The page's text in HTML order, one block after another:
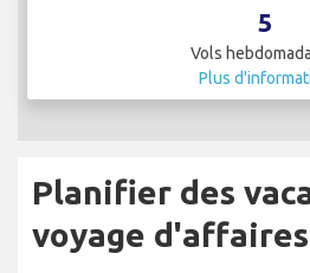
5
Vols
Plus
Planifier des
voyage d'affaires